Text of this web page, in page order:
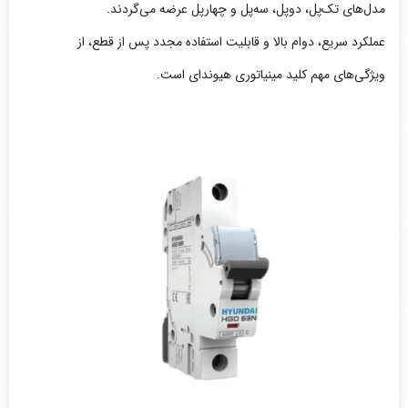
مدل‌های تک‌پل، دوپل، سه‌پل و چهارپل عرضه می‌گردند.
عملکرد سریع، دوام بالا و قابلیت استفاده مجدد پس از قطع، از
ویژگی‌های مهم کلید مینیاتوری هیوندای است.